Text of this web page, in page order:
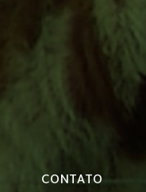
CONTATO